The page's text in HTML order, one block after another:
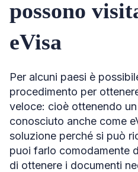
possono
eVisa
Per alcuni paesi è
procedimento per
veloce: cioè ottenendo
conosciuto anche come
soluzione perché si può
puoi farlo comodamente
di ottenere i documenti